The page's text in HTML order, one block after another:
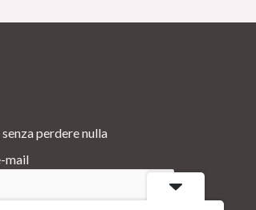
perdere nulla
mail